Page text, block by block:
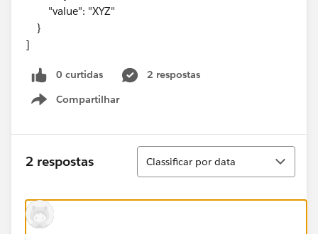
"value": "XYZ"
}
]
0 curtidas
2 respostas
Compartilhar
Show menu
2 respostas
Classificar
Classificar por data